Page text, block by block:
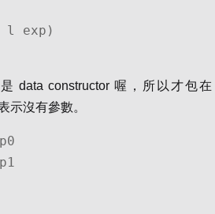
是 data constructor 喔，所以才包在
示沒有參數。